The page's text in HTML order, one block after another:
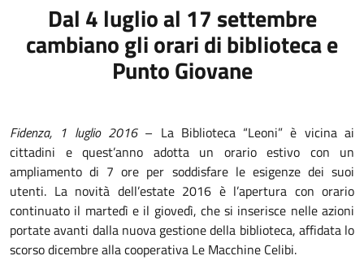
Dal 4 luglio al 17 settembre
cambiano gli orari di biblioteca e
Punto Giovane
Fidenza, 1 luglio 2016– La Biblioteca “Leoni” è vicina ai
cittadini e quest’anno adotta un orario estivo con un
ampliamento di 7 ore per soddisfare le esigenze dei suoi
utenti. La novità dell’estate 2016 è l’apertura con orario
continuato il martedì e il giovedì, che si inserisce nelle azioni
portate avanti dalla nuova gestione della biblioteca, affidata lo
scorso dicembre alla cooperativa Le Macchine Celibi.